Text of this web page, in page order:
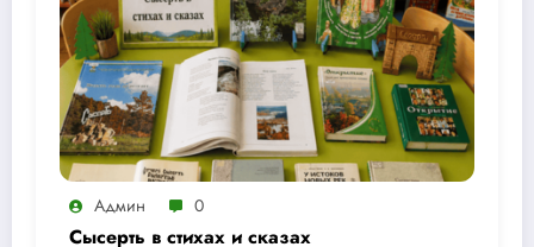
Админ 0
Сысерть в стихах и сказах